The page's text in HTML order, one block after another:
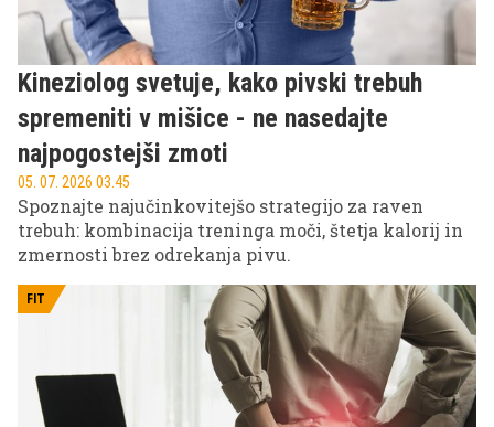
Kineziolog svetuje, kako pivski trebuh
spremeniti v mišice - ne nasedajte
najpogostejši zmoti
05. 07. 2026 03.45
Spoznajte najučinkovitejšo strategijo za raven
trebuh: kombinacija treninga moči, štetja kalorij in
zmernosti brez odrekanja pivu.
FIT